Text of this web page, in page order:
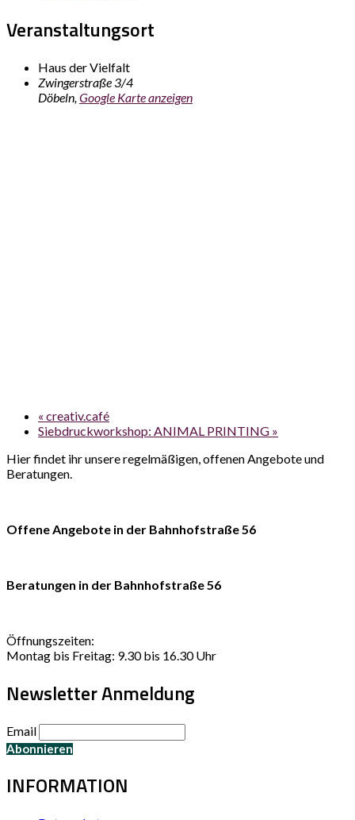
Veranstaltungsort
Haus der Vielfalt
Zwingerstraße 3/4
Döbeln Google Karte anzeigen
« creativ.café
Siebdruckworkshop: ANIMAL PRINTING »
Hier findet ihr unsere regelmäßigen, offenen Angebote und
Beratungen.
Offene Angebote in der Bahnhofstraße 56
Beratungen in der Bahnhofstraße 56
Öffnungszeiten:
Montag bis Freitag: 9.30 bis 16.30 Uhr
Newsletter Anmeldung
Email
INFORMATION